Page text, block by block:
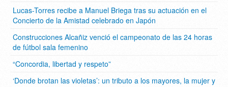
Lucas-Torres recibe a Manuel Briega tras su actuación en el
Concierto de la Amistad celebrado en Japón
Construcciones Alcañiz venció el campeonato de las 24 horas
de fútbol sala femenino
“Concordia, libertad y respeto”
‘Donde brotan las violetas’: un tributo a los mayores, la mujer y